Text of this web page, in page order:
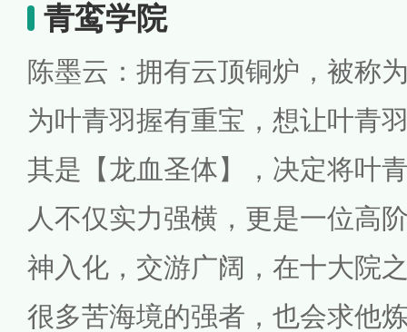
青鸾学院
陈墨云：拥有云顶铜炉，被称
为叶青羽握有重宝，想让叶青
其是【龙血圣体】，决定将叶
人不仅实力强横，更是一位高
神入化，交游广阔，在十大院
很多苦海境的强者，也会求他